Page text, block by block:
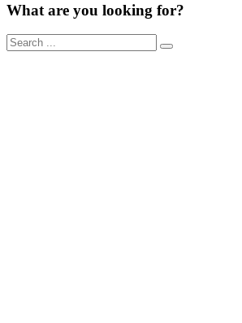
What are you looking for?